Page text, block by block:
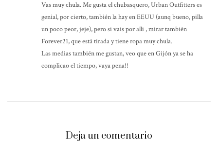
Vas muy chula. Me gusta el chubasquero, Urban Outfitters es
genial, por cierto, también la hay en EEUU (aunq bueno, pilla
un poco peor, jeje), pero si vais por alli , mirar también
Forever21, que está tirada y tiene ropa muy chula.
Las medias también me gustan, veo que en Gijón ya se ha
complicao el tiempo, vaya pena!!
Deja un comentario